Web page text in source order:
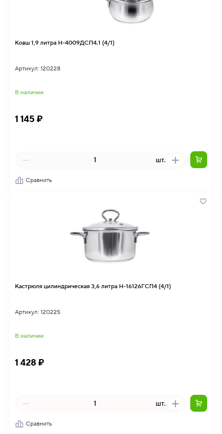
Ковш 1,9 литра Н-4009ДСП4.1 (4/1)
Артикул: 120228
В наличии
1 145 ₽
шт.
Сравнить
Кастрюля цилиндрическая 3,6 литра Н-16126ГСП4 (4/1)
Артикул: 120225
В наличии
1 428 ₽
шт.
Сравнить